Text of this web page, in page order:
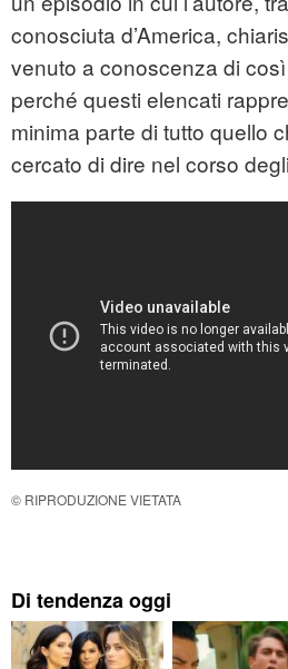
conosciuta d’America,
venuto a conoscenza di
perché questi elencati
minima parte di tutto quello
cercato di dire nel corso
© RIPRODUZIONE VIETATA
Di tendenza oggi